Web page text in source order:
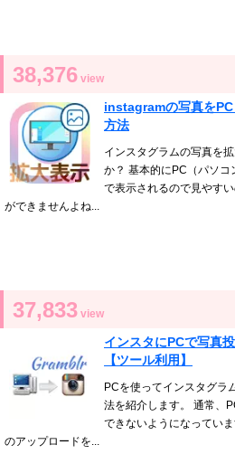
38,376 view
instagramの写真を
方法
インスタグラムの写真を
か？ 基本的にPC（パソ
で表示されるので見やす
ができませんよね...
37,833 view
インスタにPCで写真
【ツール利用】
PCを使ってインスタグラ
法を紹介します。 通常、
できないようになってい
のアップロードを...